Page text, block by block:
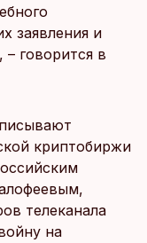
заявления и
говорится в
криптобиржи
телеканала
на